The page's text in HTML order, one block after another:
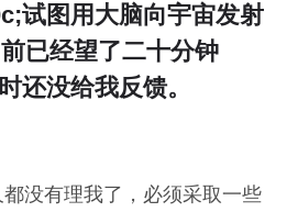
试图用大脑向宇宙发射
已经望了二十分钟
还没给我反馈。
没有理我了，必须采取一些